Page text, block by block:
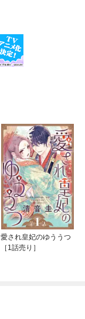
愛され皇妃のゆううつ
［1話売り］